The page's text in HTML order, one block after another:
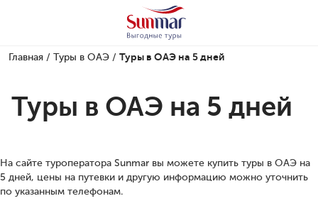
Главная / Туры в ОАЭ / Туры в ОАЭ на 5 дней
Туры в ОАЭ на 5 дней
На сайте туроператора Sunmar вы можете купить туры в ОАЭ на
5 дней, цены на путевки и другую информацию можно уточнить
по указанным телефонам.